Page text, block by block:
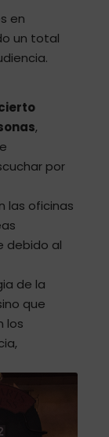
en
un total
,
por
las oficinas
debido al
de la
que
los